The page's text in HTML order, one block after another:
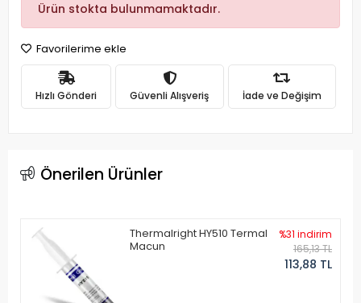
Ürün stokta bulunmamaktadır.
Favorilerime ekle
Hızlı Gönderi Güvenli Alışveriş İade ve Değişim
Önerilen Ürünler
Thermalright HY510 Termal
Macun
%31 indirim
165,13 TL
113,88 TL